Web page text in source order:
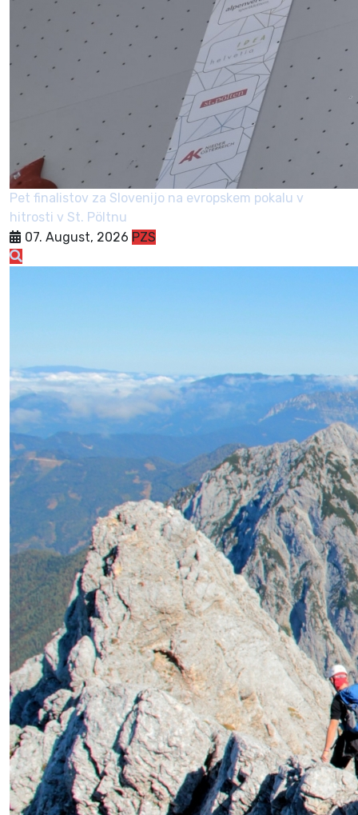
Pet finalistov za Slovenijo na evropskem pokalu v
hitrosti v St. Pöltnu
07. August, 2026 PZS